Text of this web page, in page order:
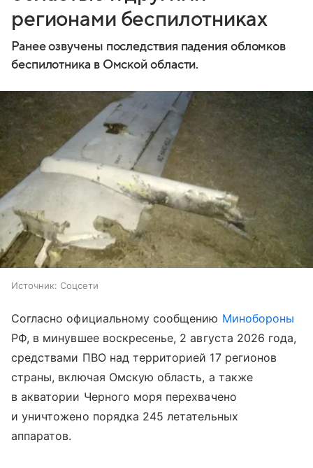
регионами беспилотниках
Ранее озвучены последствия падения обломков
беспилотника в Омской области.
Источник: Соцсети
Согласно официальному сообщению Минобороны
РФ, в минувшее воскресенье, 2 августа 2026 года,
средствами ПВО над территорией 17 регионов
страны, включая Омскую область, а также
в акватории Черного моря перехвачено
и уничтожено порядка 245 летательных
аппаратов.